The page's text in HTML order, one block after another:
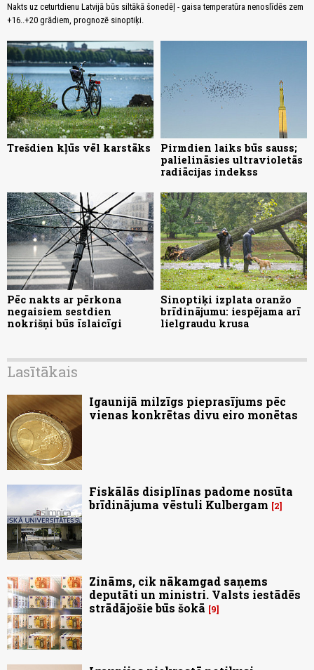
Nakts uz ceturtdienu Latvijā būs siltākā šonedēļ - gaisa temperatūra nenoslīdēs zem
+16..+20 grādiem, prognozē sinoptiķi.
Trešdien kļūs vēl karstāks
Pirmdien laiks būs sauss;
palielināsies ultravioletās
radiācijas indekss
Pēc nakts ar pērkona
negaisiem sestdien
nokrišņi būs īslaicīgi
Sinoptiķi izplata oranžo
brīdinājumu: iespējama arī
lielgraudu krusa
Lasītākais
Igaunijā milzīgs pieprasījums pēc
vienas konkrētas divu eiro monētas
Fiskālās disiplīnas padome nosūta
brīdinājuma vēstuli Kulbergam
2
Zināms, cik nākamgad saņems
deputāti un ministri. Valsts iestādēs
strādājošie būs šokā
9